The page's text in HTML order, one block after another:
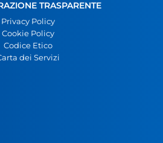
TRASPARENTE
Privacy Policy
Cookie Policy
Codice Etico
dei Servizi